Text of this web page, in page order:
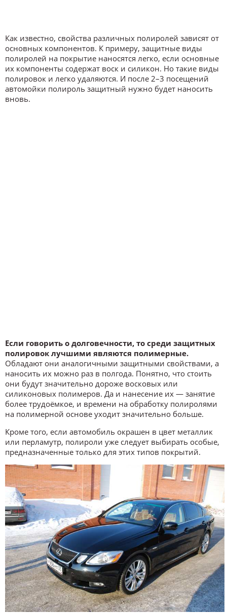
Как известно, свойства различных полиролей зависят от
основных компонентов. К примеру, защитные виды
полиролей на покрытие наносятся легко, если основные
их компоненты содержат воск и силикон. Но такие виды
полировок и легко удаляются. И после 2–3 посещений
автомойки полироль защитный нужно будет наносить
вновь.
Если говорить о долговечности, то среди защитных
полировок лучшими являются полимерные.
Обладают они аналогичными защитными свойствами, а
наносить их можно раз в полгода. Понятно, что стоить
они будут значительно дороже восковых или
силиконовых полимеров. Да и нанесение их — занятие
более трудоёмкое, и времени на обработку полиролями
на полимерной основе уходит значительно больше.
Кроме того, если автомобиль окрашен в цвет металлик
или перламутр, полироли уже следует выбирать особые,
предназначенные только для этих типов покрытий.